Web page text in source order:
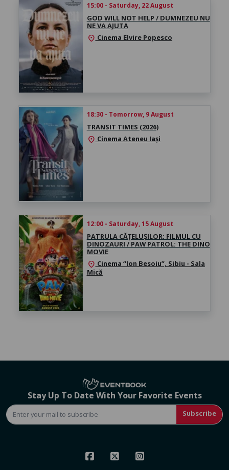
15:00 - Saturday, 22 August
GOD WILL NOT HELP / DUMNEZEU NU
NE VA AJUTA
location_on Cinema Elvire Popesco
18:30 - Tomorrow, 9 August
TRANSIT TIMES (2026)
location_on Cinema Ateneu Iași
12:00 - Saturday, 15 August
PATRULA CĂȚELUȘILOR: FILMUL CU
DINOZAURI / PAW PATROL: THE DINO
MOVIE
location_on Cinema “Ion Besoiu”, Sibiu - Sala
Mică
Stay Up To Date With Your Favorite Events
Subscribe